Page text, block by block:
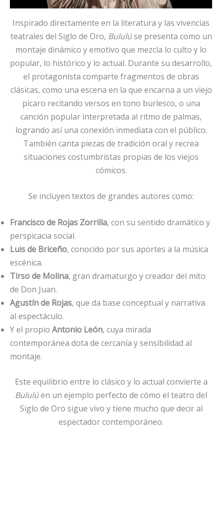
Inspirado directamente en la literatura y las vivencias
teatrales del Siglo de Oro, Bululúse presenta como un
montaje dinámico y emotivo que mezcla lo culto y lo
popular, lo histórico y lo actual. Durante su desarrollo,
el protagonista comparte fragmentos de obras
clásicas, como una escena en la que encarna a un viejo
pícaro recitando versos en tono burlesco, o una
canción popular interpretada al ritmo de palmas,
logrando así una conexión inmediata con el público.
También canta piezas de tradición oral y recrea
situaciones costumbristas propias de los viejos
cómicos.
Se incluyen textos de grandes autores como:
Francisco de Rojas Zorrilla, con su sentido dramático y
perspicacia social.
Luis de Briceño, conocido por sus aportes a la música
escénica.
Tirso de Molina, gran dramaturgo y creador del mito
de Don Juan.
Agustín de Rojas, que da base conceptual y narrativa
al espectáculo.
Y el propio Antonio León, cuya mirada
contemporánea dota de cercanía y sensibilidad al
montaje.
Este equilibrio entre lo clásico y lo actual convierte a
Bululúen un ejemplo perfecto de cómo el teatro del
Siglo de Oro sigue vivo y tiene mucho que decir al
espectador contemporáneo.